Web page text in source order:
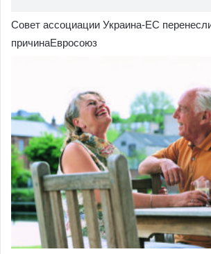
Совет ассоциации Украина-ЕС
причинаЕвросоюз